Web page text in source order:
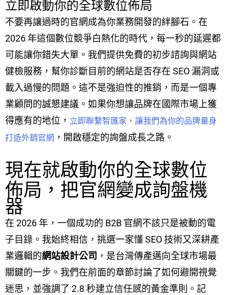
立即啟動你的全球數位佈局
不要再讓過時的官網成為你業務開發的絆腳石。在
2026 年這個數位競爭白熱化的時代，每一秒的延遲都
可能讓你錯失大單。我們提供免費的初步諮詢與網站
健檢服務，幫你診斷目前的網站是否存在 SEO 漏洞或
載入過慢的問題。這不是強迫性的推銷，而是一個專
業顧問的誠懇建議。如果你想讓品牌在國際市場上獲
得應有的地位， 立即聯繫智匯家，讓我們為你的品牌量身
打造外銷官網 ，開啟穩定的詢盤成長之路。
現在就啟動你的全球數位
佈局，把官網變成詢盤機
器
在 2026 年，一個成功的 B2B 官網不該只是被動的電
子目錄。我始終相信，挑選一家懂 SEO 技術又深耕產
業邏輯的網站設計公司 ，是台灣傳產邁向全球市場最
關鍵的一步。我們在前面的章節討論了如何避開視覺
迷思，並強調了 2.8 秒建立信任感的黃金準則。記